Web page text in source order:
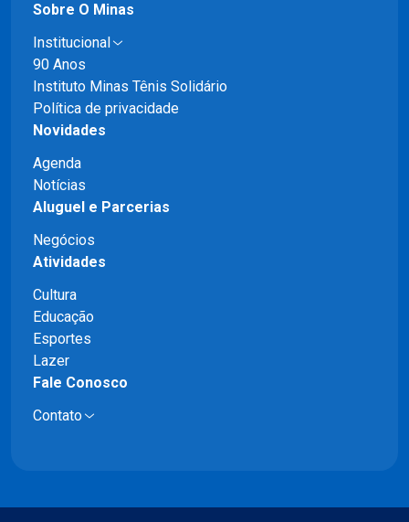
Sobre O Minas
Institucional
90 Anos
Instituto Minas Tênis Solidário
Política de privacidade
Novidades
Agenda
Notícias
Aluguel e Parcerias
Negócios
Atividades
Cultura
Educação
Esportes
Lazer
Fale Conosco
Contato